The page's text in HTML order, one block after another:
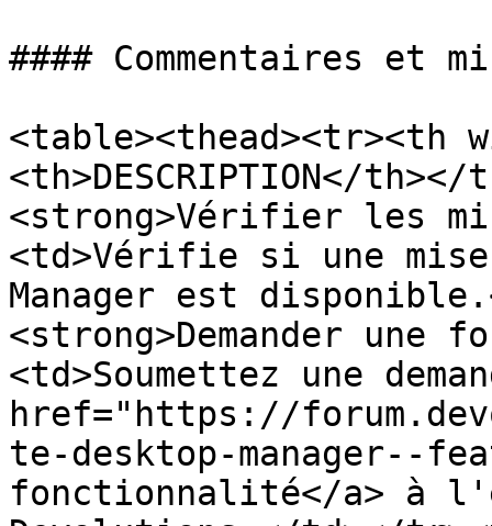
#### Commentaires et
<table><thead><tr><th
<th>DESCRIPTION</
<strong>Vérifier les
<td>Vérifie si une mise
Manager est
<strong>Demander
<td>Soumettez une
href="https://
te-desktop-manager--
fonctionnalité</a> à